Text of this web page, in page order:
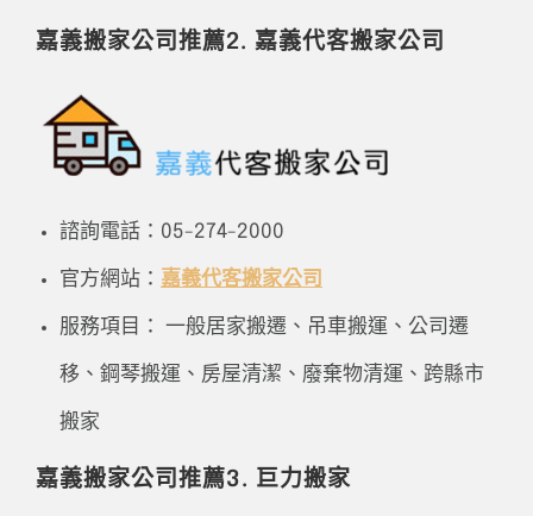
嘉義搬家公司推薦2. 嘉義代客搬家公司
諮詢電話：05-274-2000
官方網站： 嘉義代客搬家公司
服務項目： 一般居家搬遷、吊車搬運、公司遷
移、鋼琴搬運、房屋清潔、廢棄物清運、跨縣市
搬家
嘉義搬家公司推薦3. 巨力搬家